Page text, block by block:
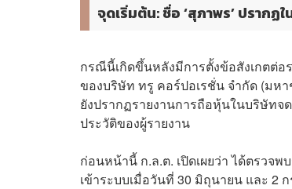
จุดเริ่มต้น: ชื่อ ‘สุภาพร’ ปรากฏ
กรณีนี้เกิดขึ้นหลังมีการตั้งข้อสังเกตต่
ของบริษัท ทรู คอร์ปอเรชั่น จำกัด (มห
ยังปรากฏรายงานการถือหุ้นในบริษัทจ
ประวัติของผู้รายงาน
ก่อนหน้านี้ ก.ล.ต. เปิดเผยว่า ได้ตรวจ
เข้าระบบเมื่อวันที่ 30 มิถุนายน และ 2